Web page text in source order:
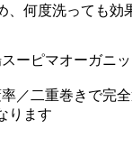
、何度洗っても効
ーピマオーガニ
／二重巻きで完
ります